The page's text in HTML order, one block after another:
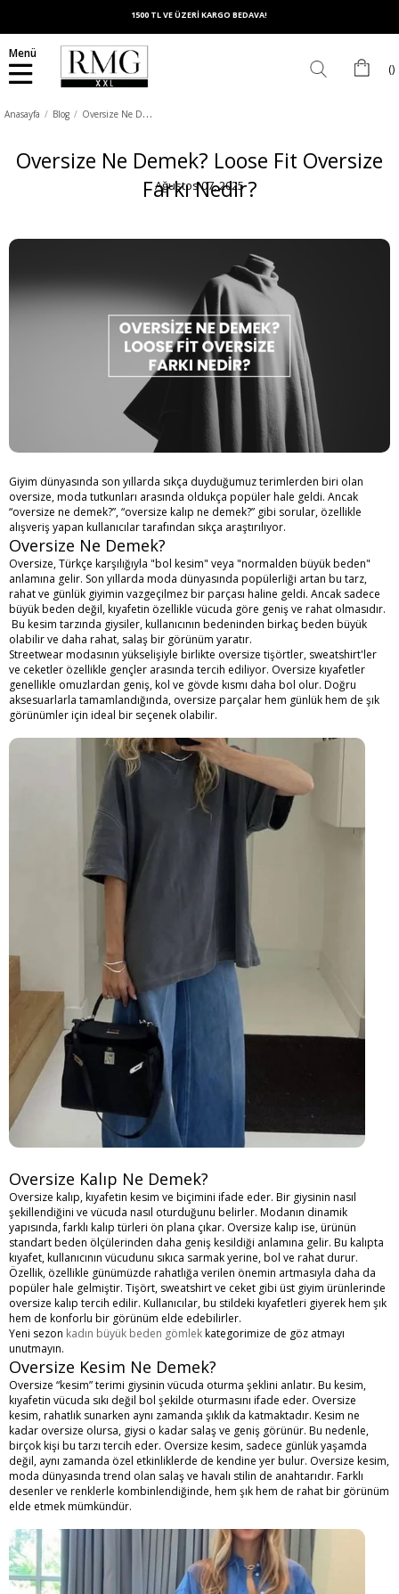
1500 TL VE ÜZERİ KARGO BEDAVA!
Menü
Anasayfa Blog O
versize Ne Demek? Loose Fit Oversize Farkı Nedir?
Oversize Ne Demek? Loose Fit Oversize
Farkı Nedir?
Giyim dünyasında son yıllarda sıkça duyduğumuz terimlerden biri olan
oversize, moda tutkunları arasında oldukça popüler hale geldi. Ancak
“oversize ne demek?”, “oversize kalıp ne demek?” gibi sorular, özellikle
alışveriş yapan kullanıcılar tarafından sıkça araştırılıyor.
Oversize Ne Demek?
Oversize, Türkçe karşılığıyla "bol kesim" veya "normalden büyük beden"
anlamına gelir. Son yıllarda moda dünyasında popülerliği artan bu tarz,
rahat ve günlük giyimin vazgeçilmez bir parçası haline geldi. Ancak sadece
büyük beden değil, kıyafetin özellikle vücuda göre geniş ve rahat olmasıdır.
Bu kesim tarzında giysiler, kullanıcının bedeninden birkaç beden büyük
olabilir ve daha rahat, salaş bir görünüm yaratır.
Streetwear modasının yükselişiyle birlikte oversize tişörtler, sweatshirt'ler
ve ceketler özellikle gençler arasında tercih ediliyor. Oversize kıyafetler
genellikle omuzlardan geniş, kol ve gövde kısmı daha bol olur. Doğru
aksesuarlarla tamamlandığında, oversize parçalar hem günlük hem de şık
görünümler için ideal bir seçenek olabilir.
Oversize Kalıp Ne Demek?
Oversize kalıp, kıyafetin kesim ve biçimini ifade eder. Bir giysinin nasıl
şekillendiğini ve vücuda nasıl oturduğunu belirler. Modanın dinamik
yapısında, farklı kalıp türleri ön plana çıkar. Oversize kalıp ise, ürünün
standart beden ölçülerinden daha geniş kesildiği anlamına gelir. Bu kalıpta
kıyafet, kullanıcının vücudunu sıkıca sarmak yerine, bol ve rahat durur.
Özellik, özellikle günümüzde rahatlığa verilen önemin artmasıyla daha da
popüler hale gelmiştir. Tişört, sweatshirt ve ceket gibi üst giyim ürünlerinde
oversize kalıp tercih edilir. Kullanıcılar, bu stildeki kıyafetleri giyerek hem şık
hem de konforlu bir görünüm elde edebilirler.
Yeni sezon kadın büyük beden gömlekkategorimize de göz atmayı
unutmayın.
Oversize Kesim Ne Demek?
Oversize “kesim” terimi giysinin vücuda oturma şeklini anlatır. Bu kesim,
kıyafetin vücuda sıkı değil bol şekilde oturmasını ifade eder. Oversize
kesim, rahatlık sunarken aynı zamanda şıklık da katmaktadır. Kesim ne
kadar oversize olursa, giysi o kadar salaş ve geniş görünür. Bu nedenle,
birçok kişi bu tarzı tercih eder. Oversize kesim, sadece günlük yaşamda
değil, aynı zamanda özel etkinliklerde de kendine yer bulur. Oversize kesim,
moda dünyasında trend olan salaş ve havalı stilin de anahtarıdır. Farklı
desenler ve renklerle kombinlendiğinde, hem şık hem de rahat bir görünüm
elde etmek mümkündür.
Ağustos 07, 2025